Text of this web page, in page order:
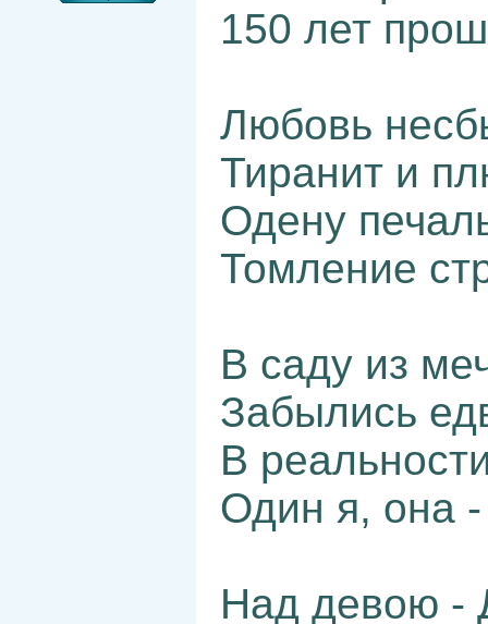
150 лет
Любовь
Тиранит и
Одену
Томление
В саду из
Забылись
В
Один я, она
Над девою -